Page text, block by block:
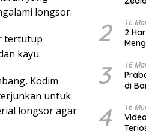
longsor.
tertutup
kayu.
Kodim
untuk
longsor agar
2 16
2
3 16
di
4 16